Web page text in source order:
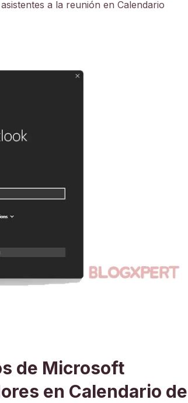
a la reunión en Calendario
de Microsoft
en Calendario de